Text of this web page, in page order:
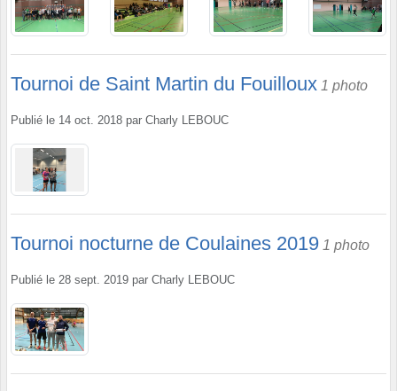
Tournoi de Saint Martin du Fouilloux 1 photo
Publié le 14 oct. 2018 par Charly LEBOUC
Tournoi nocturne de Coulaines 2019 1 photo
Publié le 28 sept. 2019 par Charly LEBOUC